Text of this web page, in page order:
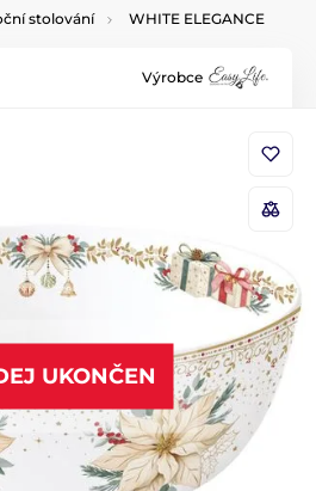
stolování WHITE ELEGANCE
Výrobce
UKONČEN